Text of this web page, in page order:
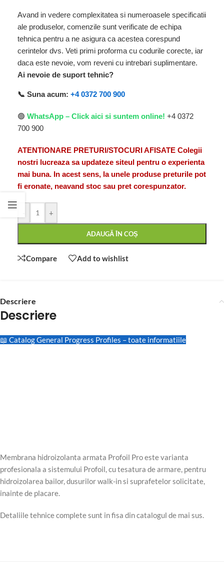
Avand in vedere complexitatea si numeroasele specificatii
ale produselor, comenzile sunt verificate de echipa
tehnica pentru a ne asigura ca acestea corespund
cerintelor dvs. Veti primi proforma cu codurile corecte, iar
daca este nevoie, vom reveni cu intrebari suplimentare.
Ai nevoie de suport tehnic?
📞 Suna acum: +4 0372 700 900
🟢 WhatsApp – Click aici si suntem online! +4 0372
700 900
ATENTIONARE PRETURI/STOCURI AFISATE Colegii
nostri lucreaza sa updateze siteul pentru o experienta
mai buna. In acest sens, la unele produse preturile pot
fi eronate, neavand stoc sau pret corespunzator.
+
ADAUGĂ ÎN COȘ
Compare Add to wishlist
Descriere
Descriere
📖 Catalog General Progress Profiles – toate informatiile
Membrana hidroizolanta armata Profoil Pro este varianta
profesionala a sistemului Profoil, cu tesatura de armare, pentru
hidroizolarea bailor, dusurilor walk-in si suprafetelor solicitate,
inainte de placare.
Detaliile tehnice complete sunt in fisa din catalogul de mai sus.